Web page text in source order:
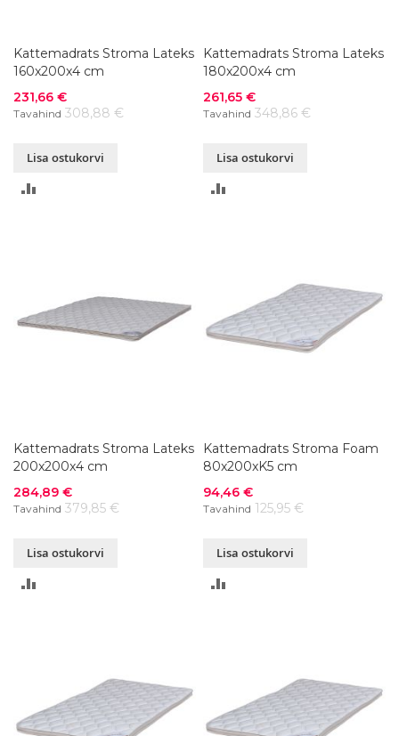
Kattemadrats Stroma Lateks
160x200x4 cm
Soodushind
231,66 €
Tavahind 308,88 €
Lisa ostukorvi
Kattemadrats Stroma Lateks
180x200x4 cm
Soodushind
261,65 €
Tavahind 348,86 €
Lisa ostukorvi
Kattemadrats Stroma Lateks
200x200x4 cm
Soodushind
284,89 €
Tavahind 379,85 €
Lisa ostukorvi
Kattemadrats Stroma Foam
80x200xK5 cm
Soodushind
94,46 €
Tavahind 125,95 €
Lisa ostukorvi